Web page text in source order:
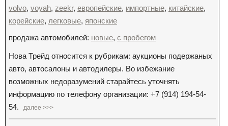
volvo, voyah, zeekr, европейские, импортные, китайские,
корейские, легковые, японские
продажа автомобилей: новые, с пробегом
Нова Трейд относится к рубрикам: аукционы подержаных
авто, автосалоны и автодилеры. Во избежание
возможных недоразумений старайтесь уточнять
информацию по телефону организации: +7 (914) 194-54-
54.
далее >>>